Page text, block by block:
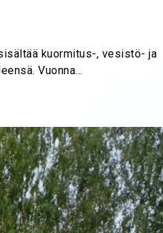
kuormitus-, vesistö- ja
Vuonna…